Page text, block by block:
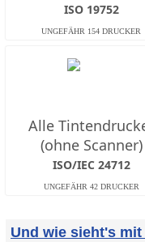
ISO 19752
Alle
(ohne Scanner)
ISO/IEC 24712
Und wie sieht's